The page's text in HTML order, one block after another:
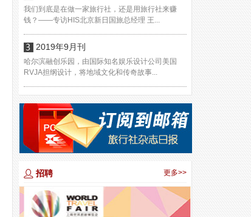
我们到底是在做一家旅行社，还是用旅行社来赚
钱？——专访HIS北京新日国旅总经理 王...
2019年9月刊
哈尔滨融创乐园，由国际知名娱乐设计公司美国
RVJA担纲设计，将地域文化和传奇故事...
更多>>
招聘